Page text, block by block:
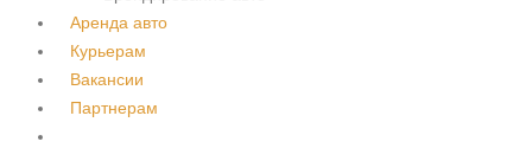
Аренда авто
Курьерам
Вакансии
Партнерам